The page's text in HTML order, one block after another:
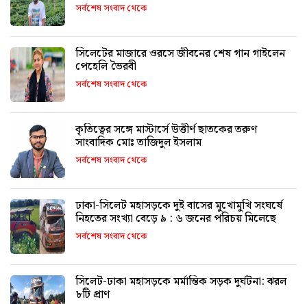
সর্বশেষ সংবাদ থেকে
সিলেটের মাজারে ওরসে জীবনের শেষ গান গাইলেন
পেহেলি ভৈরবী
সর্বশেষ সংবাদ থেকে
কৃতিত্বের সঙ্গে মাস্টার্সে উত্তীর্ণ ছাতকের তরুণ
সাংবাদিক মোঃ তাজিদুল ইসলাম
সর্বশেষ সংবাদ থেকে
ঢাকা-সিলেট মহাসড়কে দুই বাসের মুখোমুখি সংঘর্ষে
নিহতের সংখ্যা বেড়ে ৯ : ৬ জনের পরিচয় মিলেছে
সর্বশেষ সংবাদ থেকে
সিলেট-ঢাকা মহাসড়কে মর্মান্তিক সড়ক দুর্ঘটনা: ঝরল
৮টি প্রাণ